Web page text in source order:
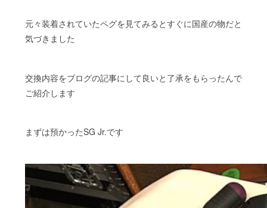
元々装着されていたペグを見てみるとすぐに国産の物だと
気づきました
交換内容をブログの記事にして良いと了承をもらったんで
ご紹介します
まずは預かったSG Jr.です